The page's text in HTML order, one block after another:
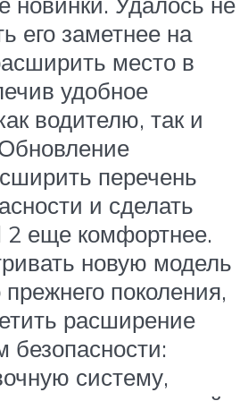
его заметнее на
место в
удобное
водителю, так и
перечень
и сделать
2 еще комфортнее.
новую модель
поколения,
расширение
безопасности:
систему,